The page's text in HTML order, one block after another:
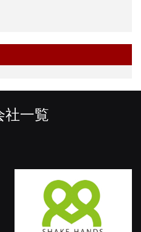
社一覧